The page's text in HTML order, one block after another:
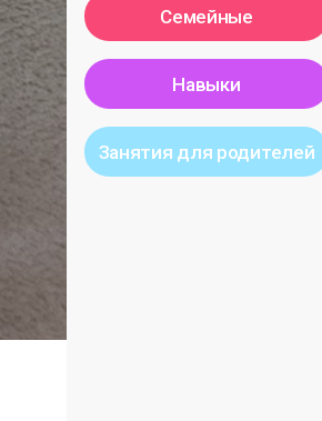
Семейные
Навыки
Занятия для родителей